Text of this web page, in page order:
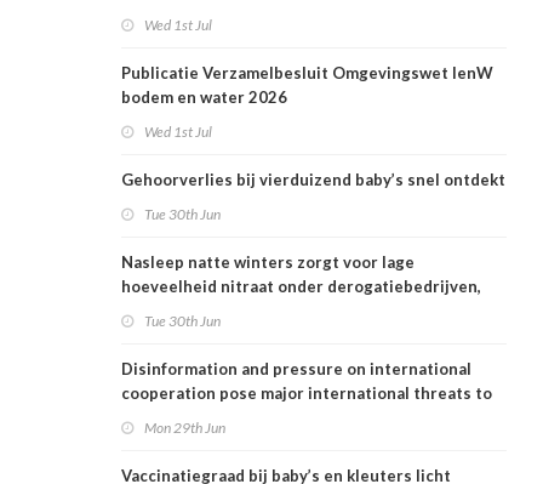
Wed 1st Jul
Publicatie Verzamelbesluit Omgevingswet IenW
bodem en water 2026
Wed 1st Jul
Gehoorverlies bij vierduizend baby’s snel ontdekt
Tue 30th Jun
Nasleep natte winters zorgt voor lage
hoeveelheid nitraat onder derogatiebedrijven,
Tue 30th Jun
Disinformation and pressure on international
cooperation pose major international threats to
Mon 29th Jun
Vaccinatiegraad bij baby’s en kleuters licht